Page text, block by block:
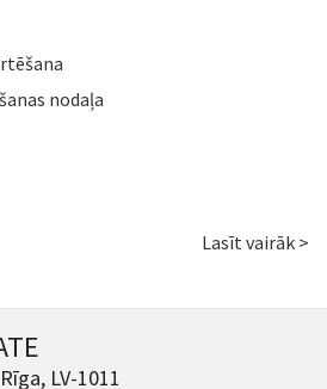
nodaļa
Lasīt vairāk >
LV-1011